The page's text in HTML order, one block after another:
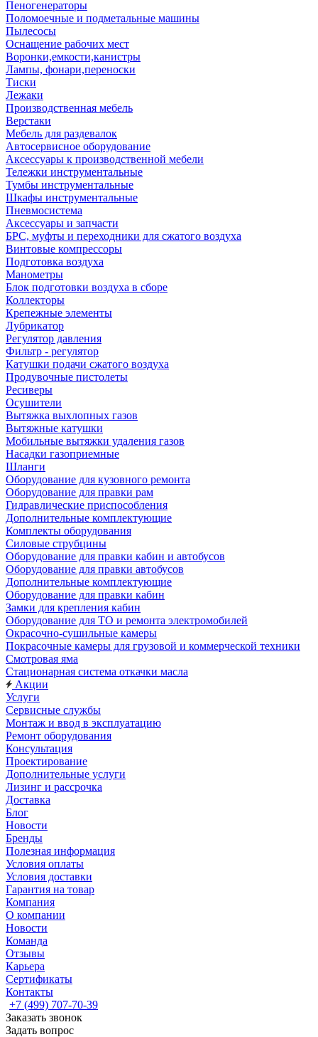
Пеногенераторы
Поломоечные и подметальные машины
Пылесосы
Оснащение рабочих мест
Воронки,емкости,канистры
Лампы, фонари,переноски
Тиски
Лежаки
Производственная мебель
Верстаки
Мебель для раздевалок
Автосервисное оборудование
Аксессуары к производственной мебели
Тележки инструментальные
Тумбы инструментальные
Шкафы инструментальные
Пневмосистема
Аксессуары и запчасти
БРС, муфты и переходники для сжатого воздуха
Винтовые компрессоры
Подготовка воздуха
Манометры
Блок подготовки воздуха в сборе
Коллекторы
Крепежные элементы
Лубрикатор
Регулятор давления
Фильтр - регулятор
Катушки подачи сжатого воздуха
Продувочные пистолеты
Ресиверы
Осушители
Вытяжка выхлопных газов
Вытяжные катушки
Мобильные вытяжки удаления газов
Насадки газоприемные
Шланги
Оборудование для кузовного ремонта
Оборудование для правки рам
Гидравлические приспособления
Дополнительные комплектующие
Комплекты оборудования
Силовые струбцины
Оборудование для правки кабин и автобусов
Оборудование для правки автобусов
Дополнительные комплектующие
Оборудование для правки кабин
Замки для крепления кабин
Оборудование для ТО и ремонта электромобилей
Окрасочно-сушильные камеры
Покрасочные камеры для грузовой и коммерческой техники
Смотровая яма
Стационарная система откачки масла
Акции
Услуги
Сервисные службы
Монтаж и ввод в эксплуатацию
Ремонт оборудования
Консультация
Проектирование
Дополнительные услуги
Лизинг и рассрочка
Доставка
Блог
Новости
Бренды
Полезная информация
Условия оплаты
Условия доставки
Гарантия на товар
Компания
О компании
Новости
Команда
Отзывы
Карьера
Сертификаты
Контакты
+7 (499) 707-70-39
Заказать звонок
Задать вопрос